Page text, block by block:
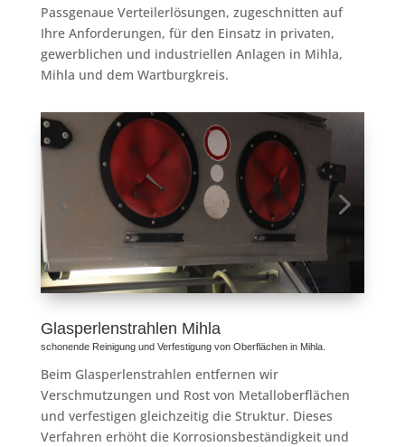
Passgenaue Verteilerlösungen, zugeschnitten auf
Ihre Anforderungen, für den Einsatz in privaten,
gewerblichen und industriellen Anlagen in Mihla,
Mihla und dem Wartburgkreis.
Glasperlenstrahlen Mihla
schonende Reinigung und Verfestigung von Oberflächen in Mihla.
Beim Glasperlenstrahlen entfernen wir
Verschmutzungen und Rost von Metalloberflächen
und verfestigen gleichzeitig die Struktur. Dieses
Verfahren erhöht die Korrosionsbeständigkeit und